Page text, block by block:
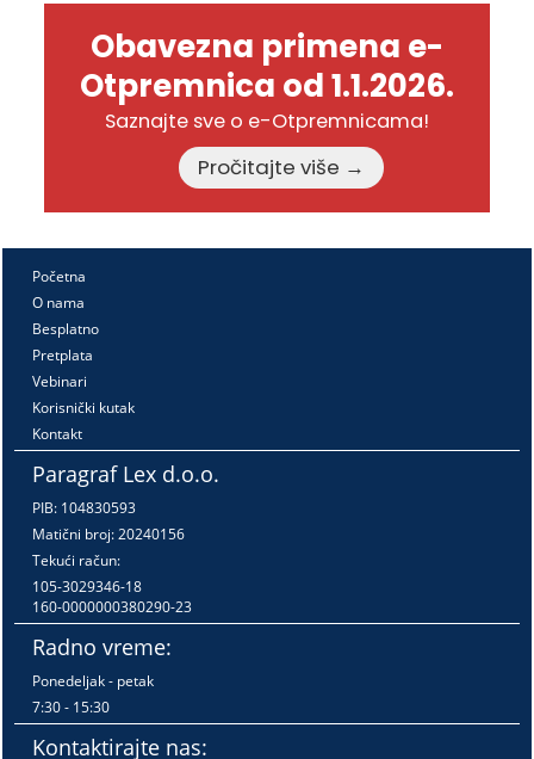
Obavezna primena e-
Otpremnica od 1.1.2026.
Saznajte sve o e-Otpremnicama!
Pročitajte više →
Početna
O nama
Besplatno
Pretplata
Vebinari
Korisnički kutak
Kontakt
Paragraf Lex d.o.o.
PIB: 104830593
Matični broj: 20240156
Tekući račun:
105-3029346-18
160-0000000380290-23
Radno vreme:
Ponedeljak - petak
7:30 - 15:30
Kontaktirajte nas: